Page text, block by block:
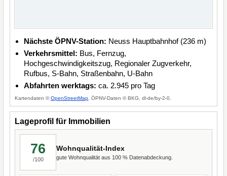
Nächste ÖPNV-Station: Neuss Hauptbahnhof (236 m)
Verkehrsmittel: Bus, Fernzug,
Hochgeschwindigkeitszug, Regionaler Zugverkehr,
Rufbus, S-Bahn, Straßenbahn, U-Bahn
Abfahrten werktags: ca. 2.945 pro Tag
Kartendaten ©OpenStreetMap , ÖPNV-Daten © BKG, dl-de/by-2-0.
Lageprofil für Immobilien
76
/100
Wohnqualität-Index
gute Wohnqualität aus 100 % Datenabdeckung.